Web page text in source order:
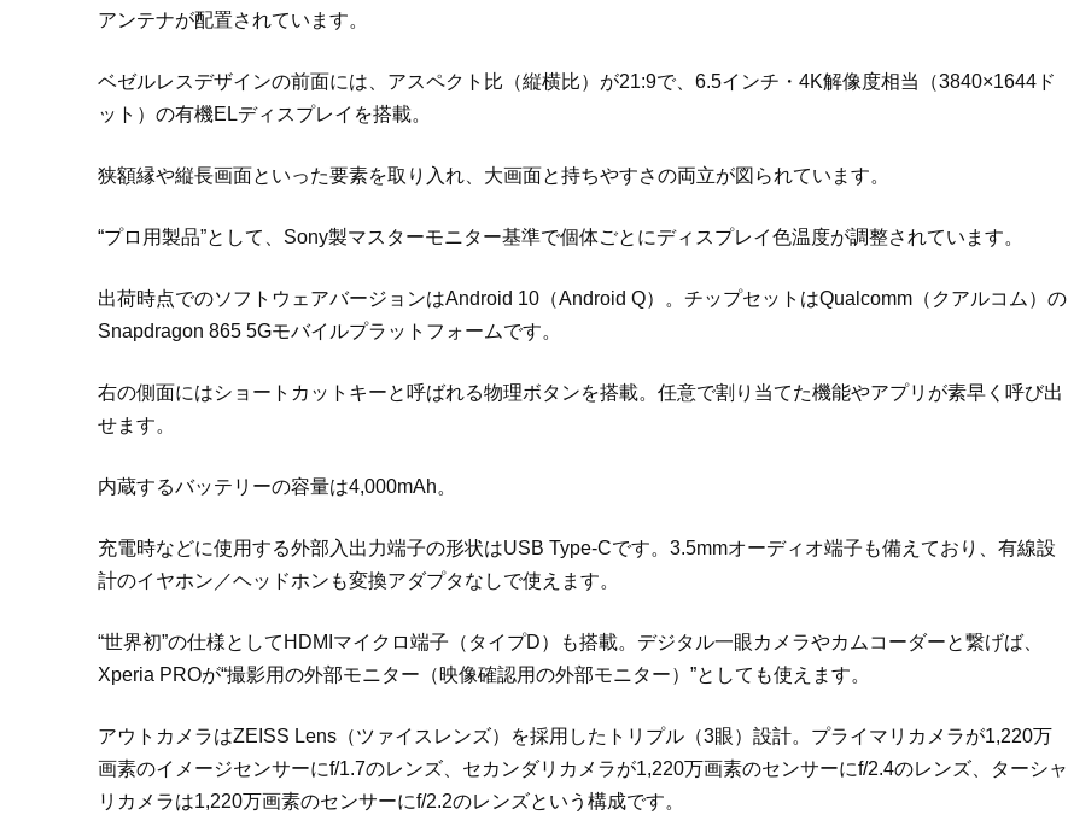
アンテナが配置されています。
ベゼルレスデザインの前面には、アスペクト比（縦横比）が21:9で、6.5インチ・4K解像度相当（3840×1644ド
ット）の有機ELディスプレイを搭載。
狭額縁や縦長画面といった要素を取り入れ、大画面と持ちやすさの両立が図られています。
“プロ用製品”として、Sony製マスターモニター基準で個体ごとにディスプレイ色温度が調整されています。
出荷時点でのソフトウェアバージョンはAndroid 10（Android Q）。チップセットはQualcomm（クアルコム）の
Snapdragon 865 5Gモバイルプラットフォームです。
右の側面にはショートカットキーと呼ばれる物理ボタンを搭載。任意で割り当てた機能やアプリが素早く呼び出
せます。
内蔵するバッテリーの容量は4,000mAh。
充電時などに使用する外部入出力端子の形状はUSB Type-Cです。3.5mmオーディオ端子も備えており、有線設
計のイヤホン／ヘッドホンも変換アダプタなしで使えます。
“世界初”の仕様としてHDMIマイクロ端子（タイプD）も搭載。デジタル一眼カメラやカムコーダーと繋げば、
Xperia PROが“撮影用の外部モニター（映像確認用の外部モニター）”としても使えます。
アウトカメラはZEISS Lens（ツァイスレンズ）を採用したトリプル（3眼）設計。プライマリカメラが1,220万
画素のイメージセンサーにf/1.7のレンズ、セカンダリカメラが1,220万画素のセンサーにf/2.4のレンズ、ターシャ
リカメラは1,220万画素のセンサーにf/2.2のレンズという構成です。